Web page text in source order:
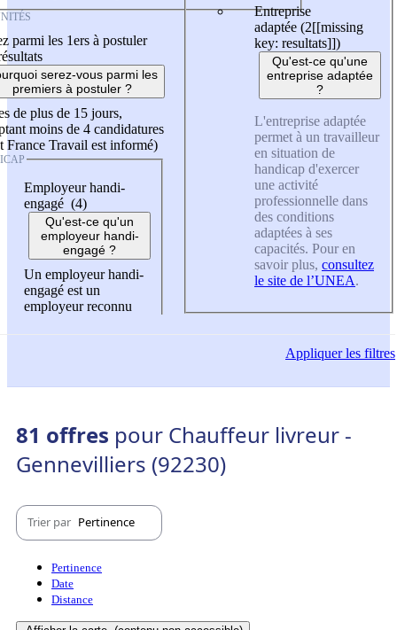
parmi les 1ers à postuler
serez-vous parmi les
premiers à postuler ?
de plus de 15 jours,
moins de 4 candidatures
France Travail est informé)
Employeur handi-
engagé (4)
Qu'est-ce qu'un
employeur handi-
engagé ?
Un employeur handi-
engagé est un
employeur reconnu
Entreprise
adaptée (2[[missing
key: resultats]])
Qu'est-ce qu'une
entreprise adaptée
?
L'entreprise adaptée
permet à un travailleur
en situation de
handicap d'exercer
une activité
professionnelle dans
des conditions
adaptées à ses
capacités. Pour en
savoir plus, consultez
le site de l’UNEA.
Appliquerles filtres
81 offres pour Chauffeur livreur -
Gennevilliers (92230)
Trier par Pertinence
Pertinence
Date
Distance